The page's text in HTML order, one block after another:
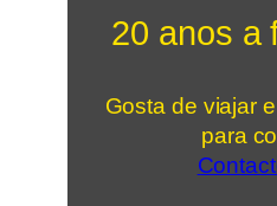
20 anos a
Gosta de viajar
para